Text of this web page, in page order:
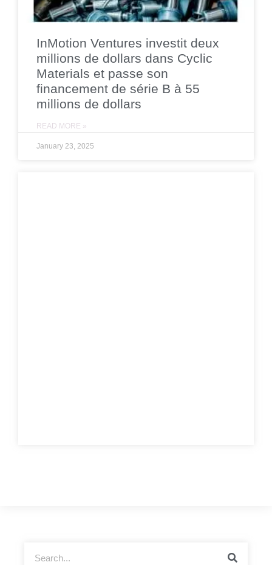
InMotion Ventures investit deux
millions de dollars dans Cyclic
Materials et passe son
financement de série B à 55
millions de dollars
READ MORE »
January 23, 2025